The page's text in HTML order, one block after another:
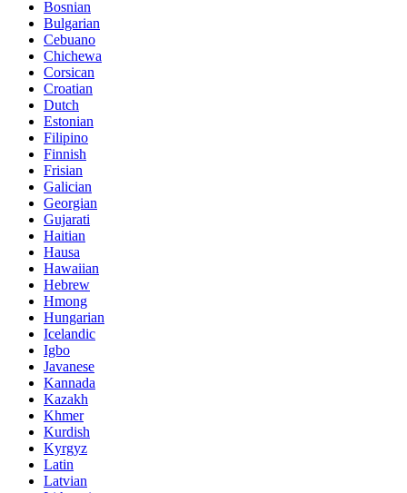
Bosnian
Bulgarian
Cebuano
Chichewa
Corsican
Croatian
Dutch
Estonian
Filipino
Finnish
Frisian
Galician
Georgian
Gujarati
Haitian
Hausa
Hawaiian
Hebrew
Hmong
Hungarian
Icelandic
Igbo
Javanese
Kannada
Kazakh
Khmer
Kurdish
Kyrgyz
Latin
Latvian